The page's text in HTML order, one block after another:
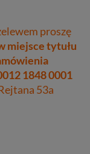
proszę
miejsce tytułu
1848 0001
53a